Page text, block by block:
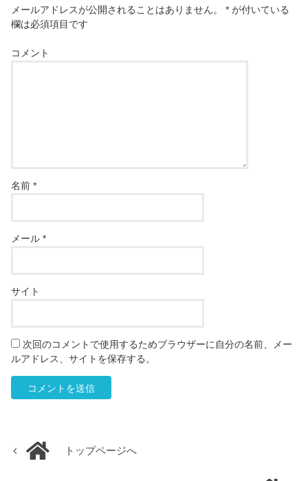
メールアドレスが公開されることはありません。 * が付いている
欄は必須項目です
コメント
名前*
メール*
サイト
次回のコメントで使用するためブラウザーに自分の名前、メー
ルアドレス、サイトを保存する。
トップページへ